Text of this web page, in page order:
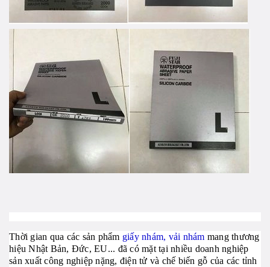
Thời gian qua các sản phẩm giấy nhám, vải nhám mang thương
hiệu Nhật Bản, Đức, EU... đã có mặt tại nhiều doanh nghiệp
sản xuất công nghiệp nặng, điện tử và chế biến gỗ của các tỉnh